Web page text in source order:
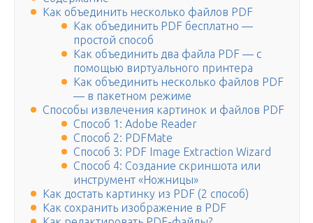
Как объединить несколько файлов PDF
Как объединить PDF бесплатно —
простой способ
Как объединить два файла PDF — с
помощью виртуального принтера
Как объединить несколько файлов PDF
— в пакетном режиме
Способы извлечения картинок и файлов PDF
Способ 1: Adobe Reader
Способ 2: PDFMate
Способ 3: PDF Image Extraction Wizard
Способ 4: Создание скриншота или
инструмент «Ножницы»
Как достать картинку из PDF (2 способ)
Как сохранить изображение в PDF